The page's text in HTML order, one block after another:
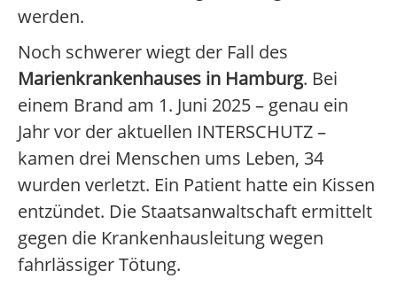
werden.
Noch schwerer wiegt der Fall des
Marienkrankenhauses in Hamburg. Bei
einem Brand am 1. Juni 2025 – genau ein
Jahr vor der aktuellen INTERSCHUTZ –
kamen drei Menschen ums Leben, 34
wurden verletzt. Ein Patient hatte ein Kissen
entzündet. Die Staatsanwaltschaft ermittelt
gegen die Krankenhausleitung wegen
fahrlässiger Tötung.